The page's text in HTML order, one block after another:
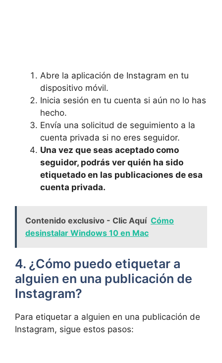
Abre la aplicación de Instagram en tu
dispositivo móvil.
Inicia sesión en tu cuenta si aún no⁣ lo has
hecho.
Envía ‌una solicitud de⁢ seguimiento a la
cuenta privada si no eres​ seguidor.
Una ‌vez que seas ‍aceptado como
seguidor, podrás ver quién ha sido
etiquetado en las publicaciones de esa
cuenta privada.
Contenido exclusivo - Clic Aquí Cómo
desinstalar Windows 10 en Mac
4. ⁣¿Cómo puedo etiquetar a
alguien en una publicación de
Instagram?
Para‍ etiquetar a⁣ alguien en una publicación de
Instagram, sigue ⁣estos ​pasos: